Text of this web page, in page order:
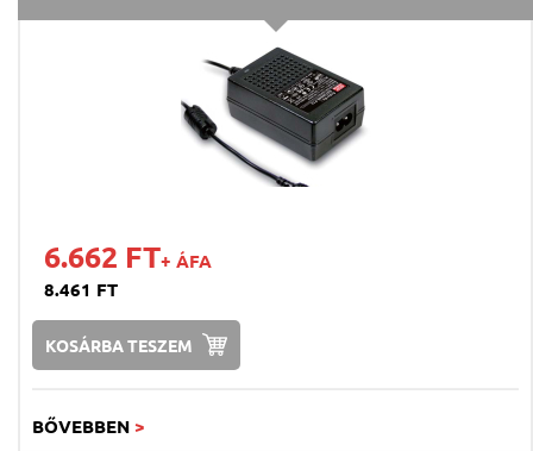
6.662 FT+ ÁFA
8.461 FT
KOSÁRBA TESZEM
BŐVEBBEN >